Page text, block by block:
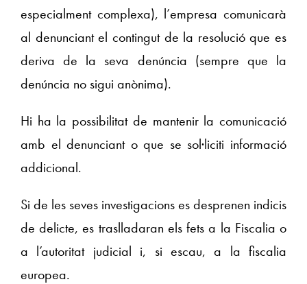
especialment complexa), l’empresa comunicarà
al denunciant el contingut de la resolució que es
deriva de la seva denúncia (sempre que la
denúncia no sigui anònima).
Hi ha la possibilitat de mantenir la comunicació
amb el denunciant o que se sol·liciti informació
addicional.
Si de les seves investigacions es desprenen indicis
de delicte, es traslladaran els fets a la Fiscalia o
a l’autoritat judicial i, si escau, a la fiscalia
europea.